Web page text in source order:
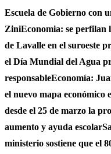
Escuela de Gobierno con
ZiniEconomia: se perfilan
de Lavalle en el suroeste
el Día Mundial del Agua
responsableEconomía:
el nuevo mapa
desde el 25 de marzo la
aumento y ayuda escolar
ministerio sostiene que el